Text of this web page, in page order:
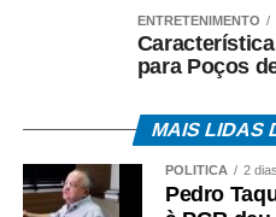
ENTRETENIMENTO
para Poços
MAIS LIDAS
POLÍTICA 2
Pedro